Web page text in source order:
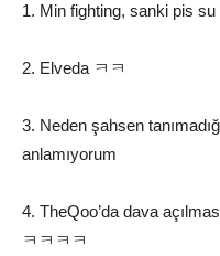
1. Min fighting, sanki pis
2. Elveda ㅋㅋ
3. Neden şahsen
anlamıyorum
4. TheQoo’da dava
ㅋㅋㅋㅋ